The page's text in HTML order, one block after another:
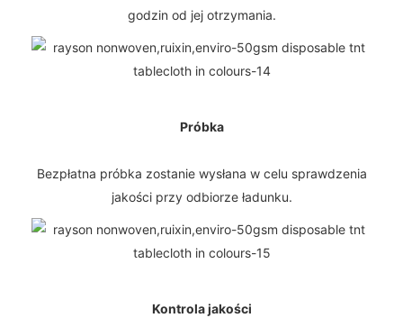
godzin od jej otrzymania.
Próbka
Bezpłatna próbka zostanie wysłana w celu sprawdzenia
jakości przy odbiorze ładunku.
Kontrola jakości